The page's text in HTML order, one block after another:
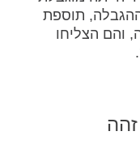
תוספת
והם הצליחו